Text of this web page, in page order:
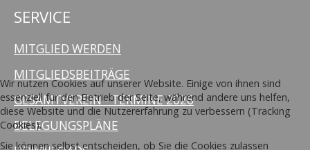
SERVICE
MITGLIED WERDEN
MITGLIEDSBEITRÄGE
GESAMTVEREIN - TERMINE 2026
BELEGUNGSPLÄNE
Wir nutzen Cookies auf unserer Website. Einige von ihnen sind
essenziell für den Betrieb der Seite, während andere uns helfen,
diese Website und die Nutzererfahrung zu verbessern (Tracking
Cookies).
Sie können selbst entscheiden, ob Sie die Cookies zulassen